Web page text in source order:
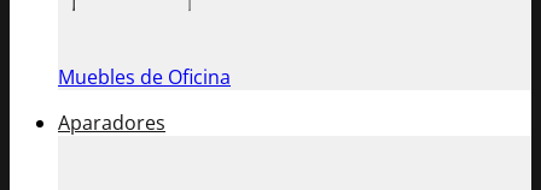
Muebles de Oficina
Aparadores